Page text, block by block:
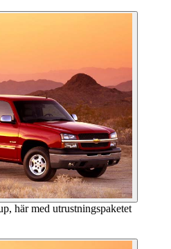
här med utrustningspaketet